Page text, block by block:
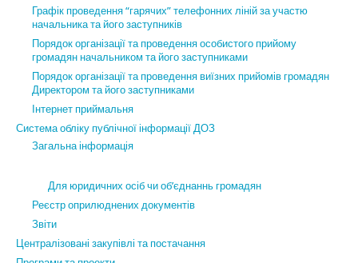
Графік проведення “гарячих” телефонних ліній за участю
начальника та його заступників
Порядок організації та проведення особистого прийому
громадян начальником та його заступниками
Порядок організації та проведення виїзних прийомів громадян
Директором та його заступниками
Інтернет приймальня
Система обліку публічної інформації ДОЗ
Загальна інформація
Для юридичних осіб чи об’єднаннь громадян
Реєстр оприлюднених документів
Звіти
Централізовані закупівлі та постачання